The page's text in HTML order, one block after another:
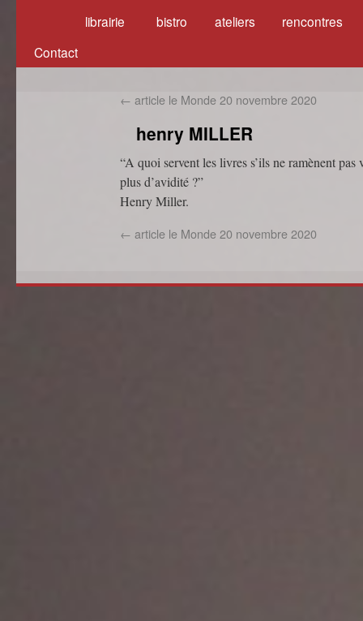
contenu
librairie
bistro
ateliers
rencontres
Contact
← article le Monde 20 novembre 2020
henry MILLER
“A quoi servent les livres s’ils ne ramènent
plus d’avidité ?”
Henry Miller.
← article le Monde 20 novembre 2020